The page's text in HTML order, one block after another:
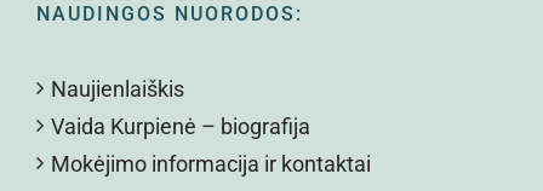
NAUDINGOS NUORODOS:
Naujienlaiškis
Vaida Kurpienė – biografija
Mokėjimo informacija ir kontaktai